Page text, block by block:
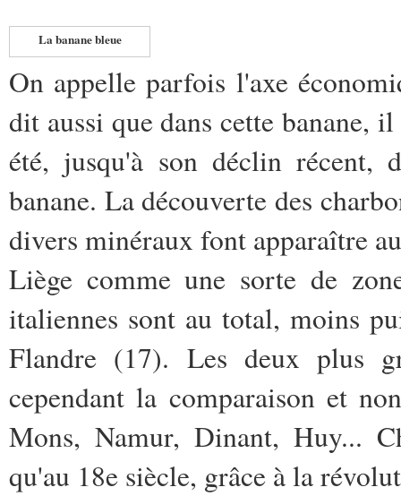
La banane bleue
On appelle parfois l'axe
dit aussi que dans cette banane,
été, jusqu'à son déclin récent,
banane. La découverte des
divers minéraux font apparaître
Liège comme une sorte de
italiennes sont au total, moins
Flandre (17). Les deux plus
cependant la comparaison et
Mons, Namur, Dinant, Huy...
qu'au 18e siècle, grâce à la